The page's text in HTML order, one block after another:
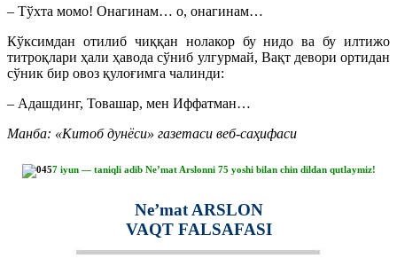
– Тўхта момо! Онагинам… о, онагинам…
Кўксимдан отилиб чиққан нолакор бу нидо ва бу илтижо
титроқлари ҳали ҳавода сўниб улгурмай, Вақт девори ортидан
сўник бир овоз қулоғимга чалинди:
– Адашдинг, Товашар, мен Иффатман…
Манба: «Китоб дунёси» газетаси веб-саҳифаси
7 iyun — taniqli adib Ne’mat Arslonni 75 yoshi bilan chin dildan qutlaymiz!
Ne’mat ARSLON
VAQT FALSAFASI